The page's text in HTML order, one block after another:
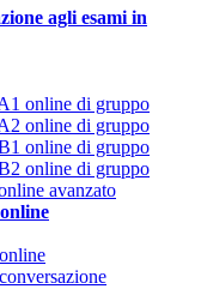
agli esami in
online di gruppo
online di gruppo
online di gruppo
online di gruppo
avanzato